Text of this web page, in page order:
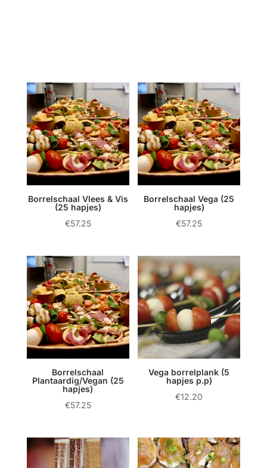
Borrelschaal Vlees & Vis
(25 hapjes)
€57.25
Borrelschaal Vega (25
hapjes)
€57.25
Borrelschaal
Plantaardig/Vegan (25
hapjes)
€57.25
Vega borrelplank (5
hapjes p.p)
€12.20